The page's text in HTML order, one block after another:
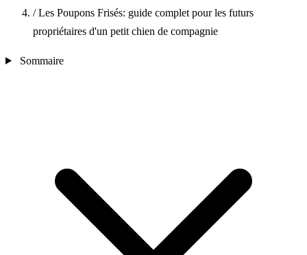
/ Les Poupons Frisés: guide complet pour les futurs
propriétaires d'un petit chien de compagnie
Sommaire